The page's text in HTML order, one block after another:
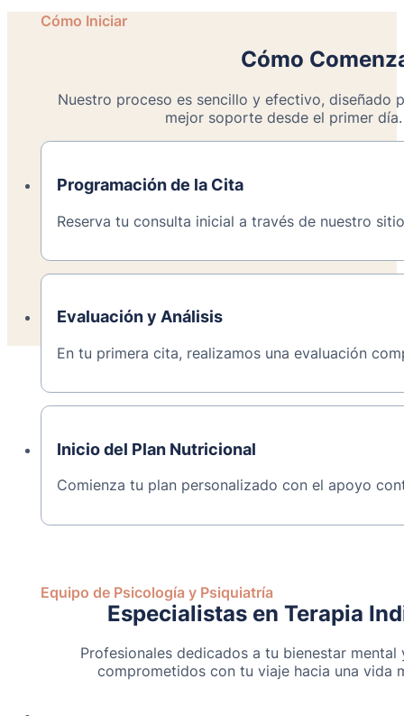
Cómo Iniciar
Cómo
Nuestro proceso es sencillo y efectivo, diseñado
mejor soporte desde el primer día.
Programación de la Cita
Reserva tu consulta inicial a través de nuestro
Evaluación y Análisis
En tu primera cita, realizamos una evaluación
Inicio del Plan Nutricional
Comienza tu plan personalizado con el apoyo
Equipo de Psicología y Psiquiatría
Especialistas en Terapia
Profesionales dedicados a tu bienestar mental
comprometidos con tu viaje hacia una vida